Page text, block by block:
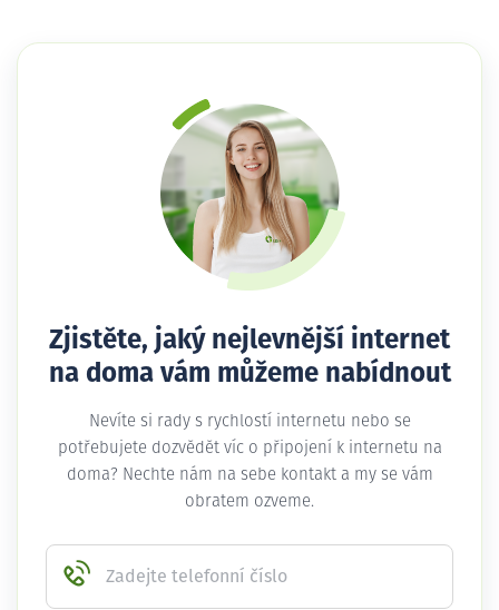
Zjistěte, jaký nejlevnější internet
na doma vám můžeme nabídnout
Nevíte si rady s rychlostí internetu nebo se
potřebujete dozvědět víc o připojení k internetu na
doma? Nechte nám na sebe kontakt a my se vám
obratem ozveme.
Zadejte telefonní číslo